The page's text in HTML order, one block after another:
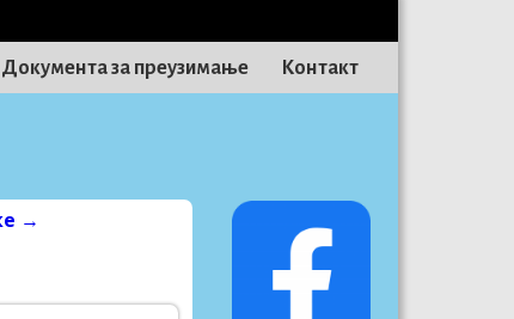
Документа за преузимање Контакт
→